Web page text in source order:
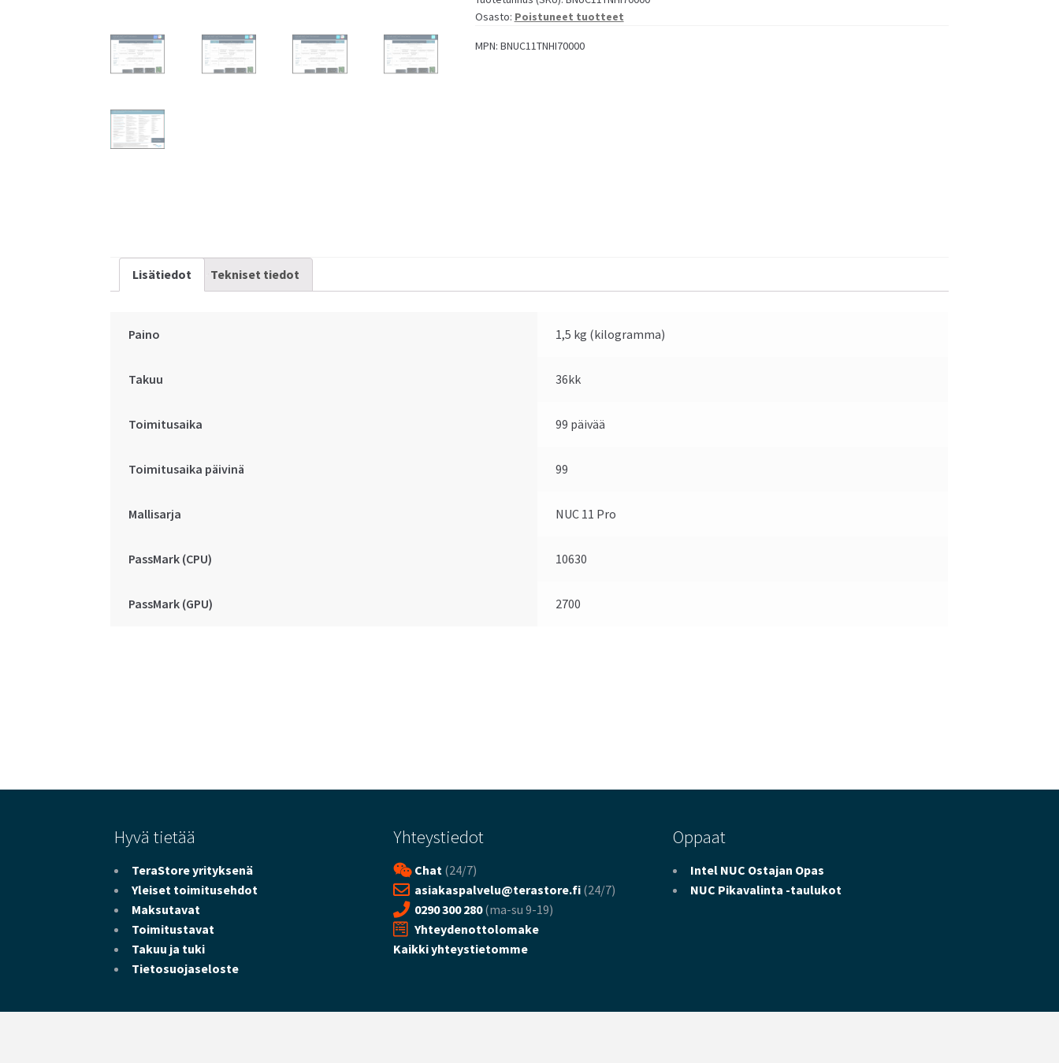
Osasto: Poistuneet tuotteet
MPN: BNUC11TNHI70000
Lisätiedot Tekniset tiedot
Paino 1,5 kg (kilogramma)
Takuu 36kk
Toimitusaika 99 päivää
Toimitusaika päivinä 99
Mallisarja NUC 11 Pro
PassMark (CPU) 10630
PassMark (GPU) 2700
Hyvä tietää
TeraStore yrityksenä
Yleiset toimitusehdot
Maksutavat
Toimitustavat
Takuu ja tuki
Tietosuojaseloste
Yhteystiedot
Chat(24/7)
asiakaspalvelu@terastore.fi(24/7)
0290 300 280(ma-su 9-19)
Yhteydenottolomake
Kaikki yhteystietomme
Oppaat
Intel NUC Ostajan Opas
NUC Pikavalinta -taulukot